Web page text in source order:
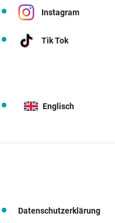
Instagram
Tik Tok
Englisch
Datenschutzerklärung